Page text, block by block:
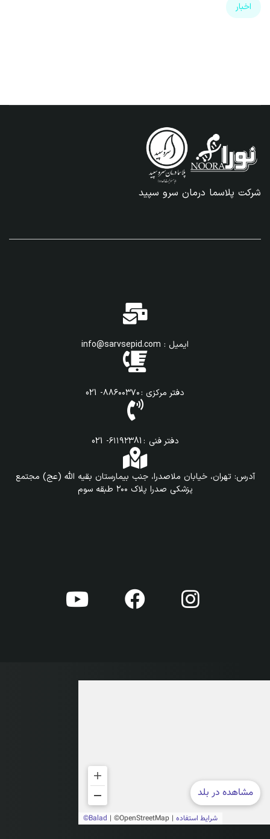
اخبار
شرکت پلاسما درمان سرو سپید
ایمیل : info@sarvsepid.com
دفتر مرکزی : ۸۸۶۰۰۳۷۰- 021
دفتر فنی : ۶۱۱۹۲۳81- 021
آدرس: تهران، خیابان ملاصدرا، جنب بیمارستان بقیه الله (عج) مجتمع
پزشکی صدرا پلاک ۲۰۰ طبقه سوم